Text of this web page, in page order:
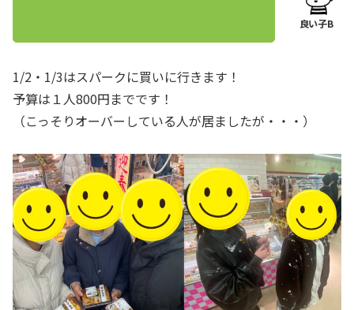
1/2・1/3はスパークに買いに行きます！
予算は１人800円までです！
（こっそりオーバーしている人が居ましたが・・・）